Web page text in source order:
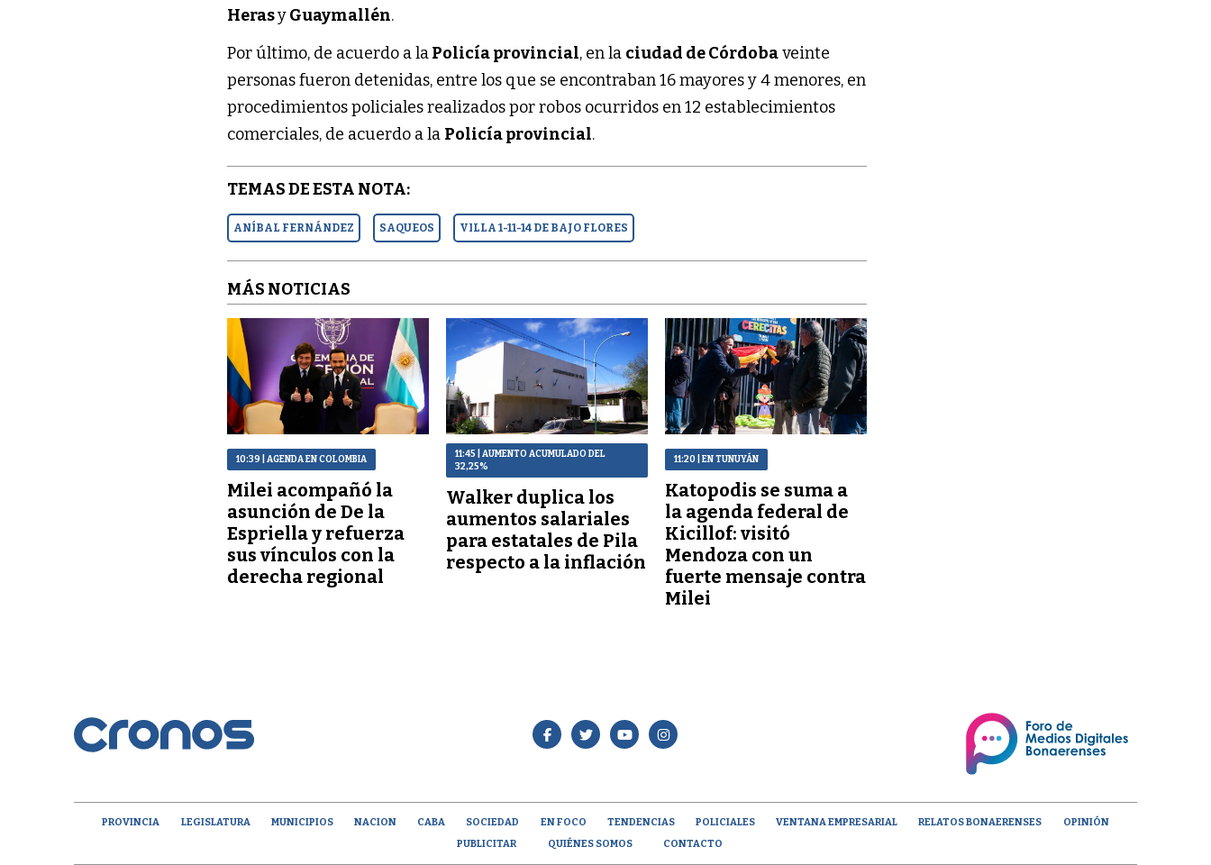
HerasyGuaymallén.
Por último, de acuerdo a laPolicía provincial, en la ciudad de Córdobaveinte
personas fueron detenidas, entre los que se encontraban 16 mayores y 4 menores, en
procedimientos policiales realizados por robos ocurridos en 12 establecimientos
comerciales, de acuerdo a la Policía provincial.
TEMAS DE ESTA NOTA:
ANÍBAL FERNÁNDEZ SAQUEOS VILLA 1-11-14 DE BAJO FLORES
MÁS NOTICIAS
10:39 | AGENDA EN COLOMBIA
Milei acompañó la
asunción de De la
Espriella y refuerza
sus vínculos con la
derecha regional
11:45
| AUMENTO ACUMULADO DEL
32,25%
Walker duplica los
aumentos salariales
para estatales de Pila
respecto a la inflación
11:20 | EN TUNUYÁN
Katopodis se suma a
la agenda federal de
Kicillof: visitó
Mendoza con un
fuerte mensaje contra
Milei
PROVINCIA LEGISLATURA MUNICIPIOS NACION CABA SOCIEDAD EN FOCO TENDENCIAS POLICIALES VENTANA EMPRESARIAL RELATOS BONAERENSES
OPINIÓN
PUBLICITAR
QUIÉNES SOMOS CONTACTO